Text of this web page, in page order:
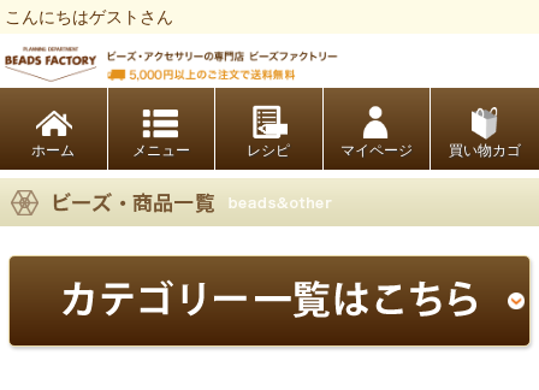
こんにちはゲストさん
ホーム レシピ マイページ 買い物カゴ